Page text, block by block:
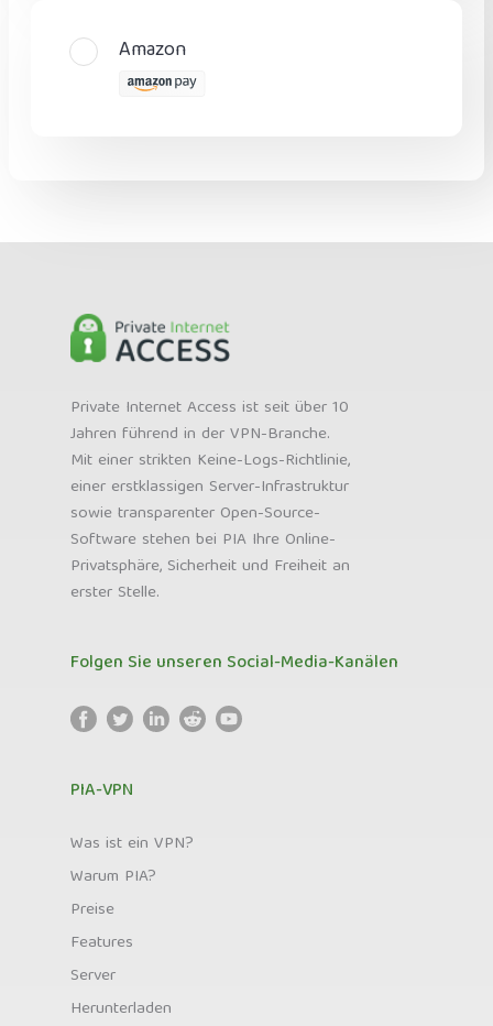
Amazon
Private Internet Access ist seit über 10
Jahren führend in der VPN-Branche.
Mit einer strikten Keine-Logs-Richtlinie,
einer erstklassigen Server-Infrastruktur
sowie transparenter Open-Source-
Software stehen bei PIA Ihre Online-
Privatsphäre, Sicherheit und Freiheit an
erster Stelle.
Folgen Sie unseren Social-Media-Kanälen
PIA-VPN
Was ist ein VPN?
Warum PIA?
Preise
Features
Server
Herunterladen